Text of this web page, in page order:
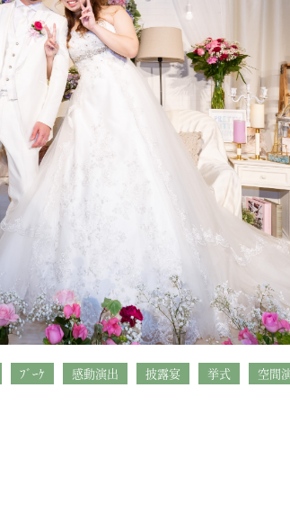
ﾌﾞｰｹ 感動演出 披露宴 挙式 空間